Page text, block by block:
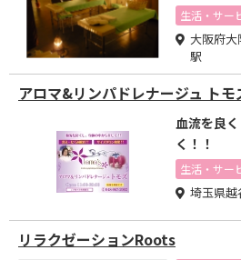
生活・サー
大阪府
駅
アロマ&リンパドレナージュ トモ
血流を良
く！！
生活・サー
埼玉県
リラクゼーションRoots